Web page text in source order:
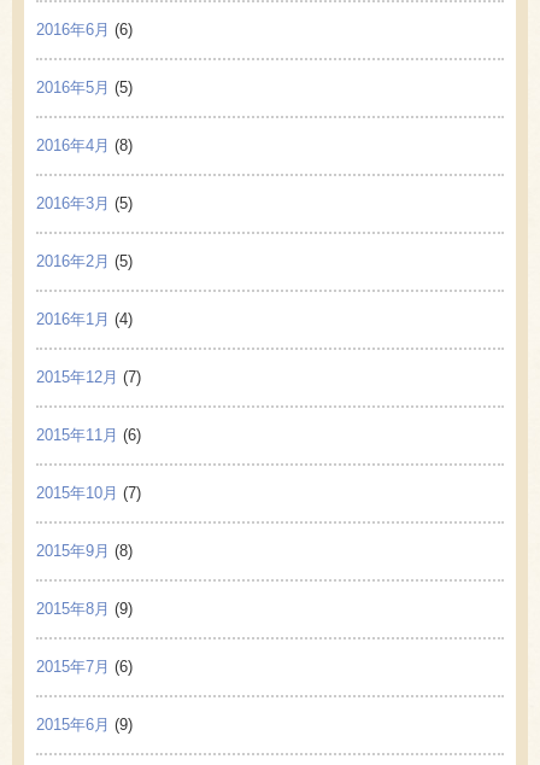
2016年6月 (6)
2016年5月 (5)
2016年4月 (8)
2016年3月 (5)
2016年2月 (5)
2016年1月 (4)
2015年12月 (7)
2015年11月 (6)
2015年10月 (7)
2015年9月 (8)
2015年8月 (9)
2015年7月 (6)
2015年6月 (9)